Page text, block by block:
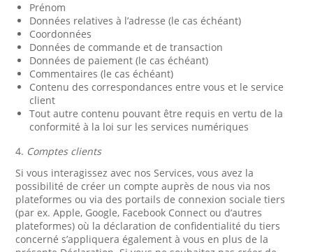
Prénom
Données relatives à l’adresse (le cas échéant)
Coordonnées
Données de commande et de transaction
Données de paiement (le cas échéant)
Commentaires (le cas échéant)
Contenu des correspondances entre vous et le service
client
Tout autre contenu pouvant être requis en vertu de la
conformité à la loi sur les services numériques
4. Comptes clients
Si vous interagissez avec nos Services, vous avez la
possibilité de créer un compte auprès de nous via nos
plateformes ou via des portails de connexion sociale tiers
(par ex. Apple, Google, Facebook Connect ou d’autres
plateformes) où la déclaration de confidentialité du tiers
concerné s’appliquera également à vous en plus de la